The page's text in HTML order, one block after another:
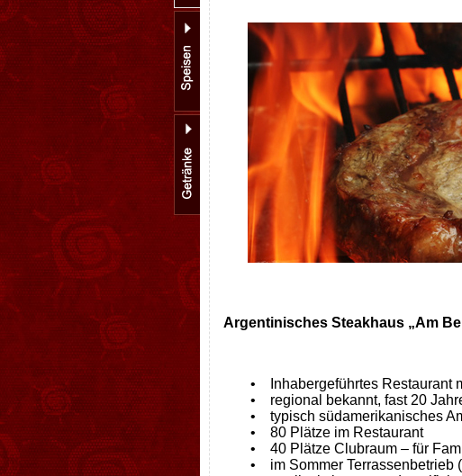
Argentinisches Steakhaus „Am
• Inhabergeführtes Restaurant
• regional bekannt, fast 20
• typisch südamerikanisches
• 80 Plätze im Restaurant
• 40 Plätze Clubraum – für
• im Sommer Terrassenbetrieb